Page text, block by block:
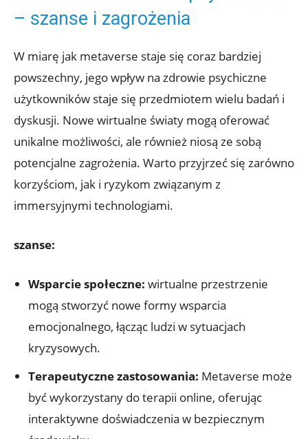
– szanse i zagrożenia
W miarę jak metaverse staje się coraz bardziej
powszechny, jego wpływ na zdrowie psychiczne
użytkowników staje się przedmiotem wielu badań i
dyskusji. Nowe wirtualne światy mogą oferować
unikalne możliwości, ale również niosą ze sobą
potencjalne zagrożenia. Warto przyjrzeć się zarówno
korzyściom, jak i ryzykom związanym z
immersyjnymi technologiami.
szanse:
Wsparcie społeczne: wirtualne przestrzenie
mogą stworzyć nowe formy wsparcia
emocjonalnego, łącząc ludzi w sytuacjach
kryzysowych.
Terapeutyczne zastosowania: Metaverse może
być wykorzystany do terapii online, oferując
interaktywne doświadczenia w bezpiecznym